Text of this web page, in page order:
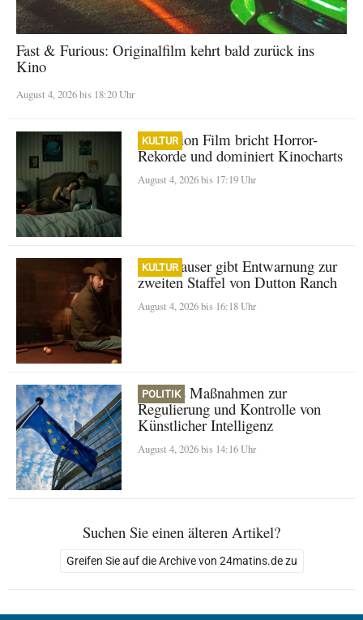
Fast & Furious: Originalfilm kehrt bald zurück ins
Kino
August 4, 2026 bis 18:20 Uhr
KULTUR
Obsession Film bricht Horror-
Rekorde und dominiert Kinocharts
August 4, 2026 bis 17:19 Uhr
KULTUR
Cole Hauser gibt Entwarnung zur
zweiten Staffel von Dutton Ranch
August 4, 2026 bis 16:18 Uhr
POLITIK
Europas Maßnahmen zur
Regulierung und Kontrolle von
Künstlicher Intelligenz
August 4, 2026 bis 14:16 Uhr
Suchen Sie einen älteren Artikel?
Greifen Sie auf die Archive von 24matins.de zu